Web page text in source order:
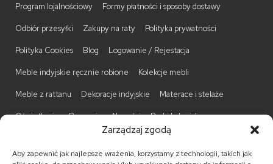
Zarządzaj zgodą
Aby zapewnić jak najlepsze wrażenia, korzystamy z technologii, takich jak
Program lojalnościowy Formy płatności i sposoby dostawy
Odbiór przesyłki Zakupy na raty Polityka prywatności
Polityka Cookies Blog Logowanie / Rejestacja
Meble indyjskie ręcznie robione Kolekcje mebli
Meble z rattanu Dekoracje indyjskie Materace i stelaże
Oświetlenie Promocje Nowości Barki kolonialne
Komody kolonialne Krzesła kolonialne
Kufry indyjskie Ławki kolonialne Łóżka kolonialne